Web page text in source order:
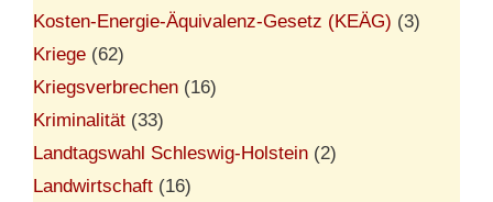
Kosten-Energie-Äquivalenz-Gesetz (KEÄG) (3)
Kriege (62)
Kriegsverbrechen (16)
Kriminalität (33)
Landtagswahl Schleswig-Holstein (2)
Landwirtschaft (16)